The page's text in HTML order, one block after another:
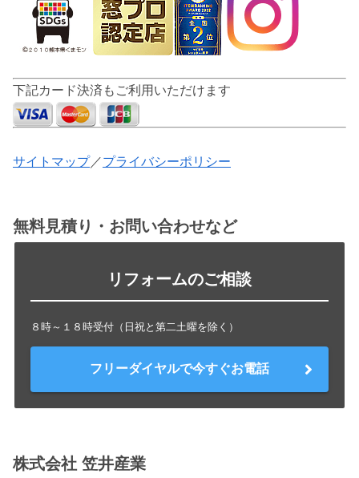
下記カード決済もご利用いただけます
サイトマップ／プライバシーポリシー
無料見積り・お問い合わせなど
リフォームのご相談
８時～１８時受付（日祝と第二土曜を除く）
フリーダイヤルで今すぐお電話
株式会社 笠井産業